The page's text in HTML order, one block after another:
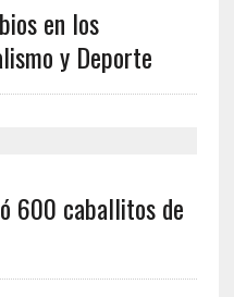
en los
y Deporte
600 caballitos de